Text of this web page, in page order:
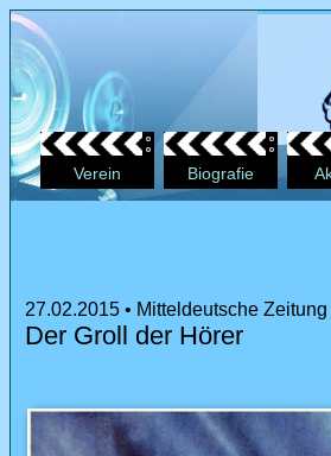
Verein Biografie
27.02.2015 • Mitteldeutsche Zeitung
Der Groll der Hörer